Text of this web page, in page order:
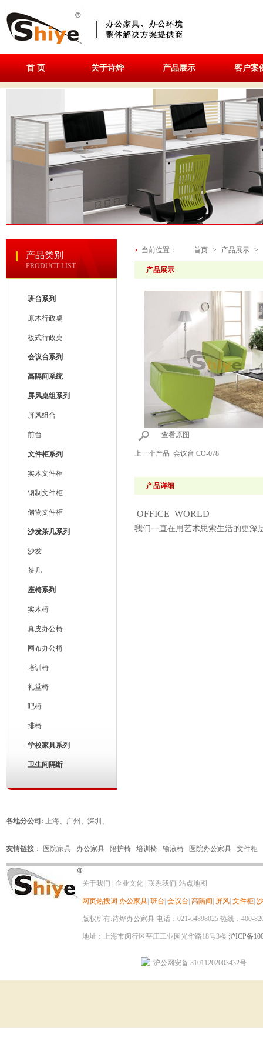
首 页 关于诗烨 产品展示 客户案
产品类别
PRODUCT LIST
班台系列
原木行政桌
板式行政桌
会议台系列
高隔间系统
屏风桌组系列
屏风组合
前台
文件柜系列
实木文件柜
钢制文件柜
储物文件柜
沙发茶几系列
沙发
茶几
座椅系列
实木椅
真皮办公椅
网布办公椅
培训椅
礼堂椅
吧椅
排椅
学校家具系列
卫生间隔断
当前位置： 首页 > 产品展示 >
产品展示
查看原图
上一个产品 会议台 CO-078
产品详细
OFFICE WORLD
我们一直在用艺术思索生活的更深
各地分公司: 上海、 广州 、 深圳 、
友情链接 ： 医院家具 办公家具 陪护椅 培训椅 输液椅 医院办公家具 文件柜
关于我们 企业文化 联系我们 站点地图
网页热搜词 办公家具 班台 会议台 高隔间 屏风 文件柜
版权所有:诗烨办公家具 电话：021-64898025 热线：400-
地址：上海市闵行区莘庄工业园光华路18号3楼 沪ICP备
沪公网安备 31011202003432号